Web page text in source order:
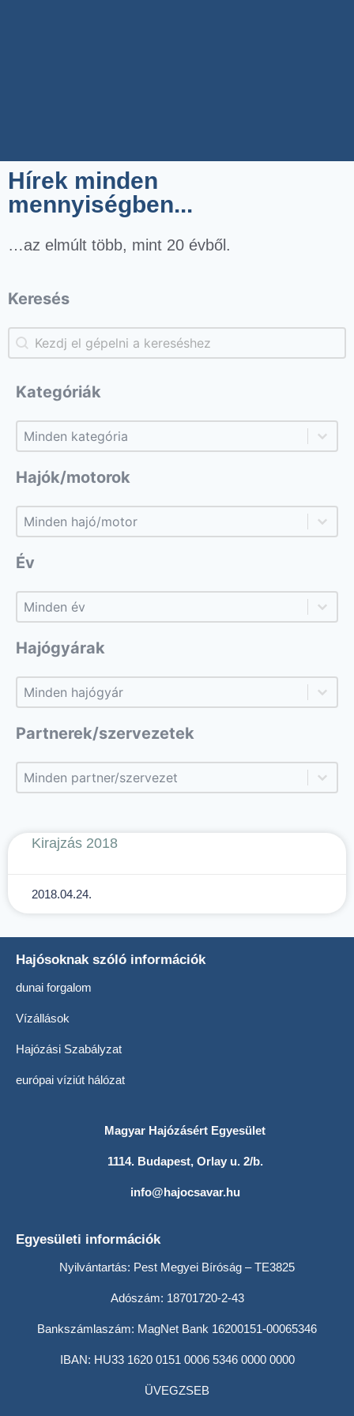
Hírek minden
mennyiségben...
…az elmúlt több, mint 20 évből.
Keresés
Keresés
Keresés
Kategóriák
Kategóriák
Kategóriák
Hajók/motorok
Hajók/motorok
Hajók/motorok
Év
Év
Év
Hajógyárak
Hajógyárak
Hajógyárak
Partnerek/szervezetek
Partnerek/szervezetek
Partnerek/szervezetek
Kirajzás 2018
2018.04.24.
Hajósoknak szóló információk
dunai forgalom
Vízállások
Hajózási Szabályzat
európai víziút hálózat
Magyar Hajózásért Egyesület
1114. Budapest, Orlay u. 2/b.
info@hajocsavar.hu
Egyesületi információk
Nyilvántartás: Pest Megyei Bíróság – TE3825
Adószám: 18701720-2-43
Bankszámlaszám: MagNet Bank 16200151-00065346
IBAN: HU33 1620 0151 0006 5346 0000 0000
ÜVEGZSEB